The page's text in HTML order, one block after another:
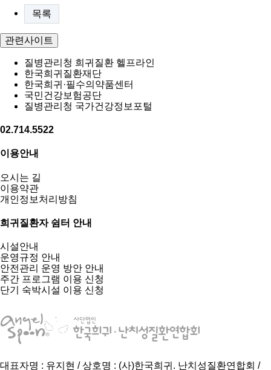
목록
관련사이트
질병관리청 희귀질환 헬프라인
한국희귀질환재단
한국희귀·필수의약품센터
국민건강보험공단
질병관리청 국가건강정보포털
02.714.5522
이용안내
오시는 길
이용약관
개인정보처리방침
희귀질환자 쉼터 안내
시설안내
운영규정 안내
안전관리 운영 방안 안내
주간 프로그램 이용 신청
단기 숙박시설 이용 신청
대표자명 : 유지현 / 상호명 : (사)한국희귀. 난치성질환연합회 /